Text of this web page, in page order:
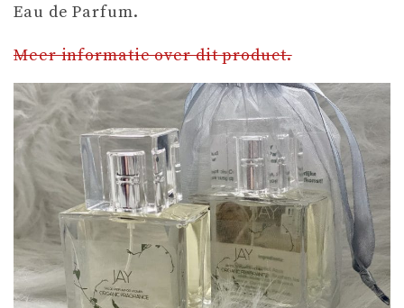
Eau de Parfum.
Meer informatie over dit product.